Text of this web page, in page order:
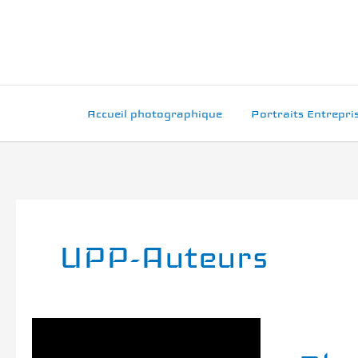
Accueil photographique Portraits
UPP-Auteurs